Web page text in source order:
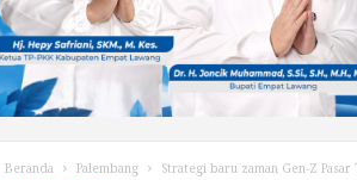
Beranda Palembang Strategi baru zaman Gen-Z